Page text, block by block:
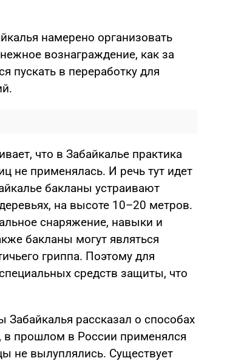
намерено организовать
вознаграждение, как за
пускать в переработку для
что в Забайкалье практика
не применялась. И речь тут идет
бакланы устраивают
на высоте 10–20 метров.
снаряжение, навыки и
бакланы могут являться
гриппа. Поэтому для
средств защиты, что
рассказал о способах
в прошлом в России применялся
не вылуплялись. Существует